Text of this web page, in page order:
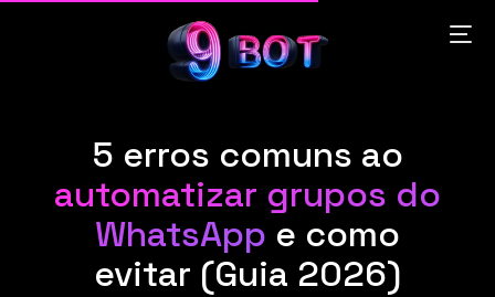
5 erros comuns ao
automatizar grupos do
WhatsApp e como
evitar (Guia 2026)
English
Português
Español